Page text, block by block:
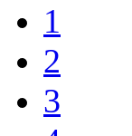
1
2
3